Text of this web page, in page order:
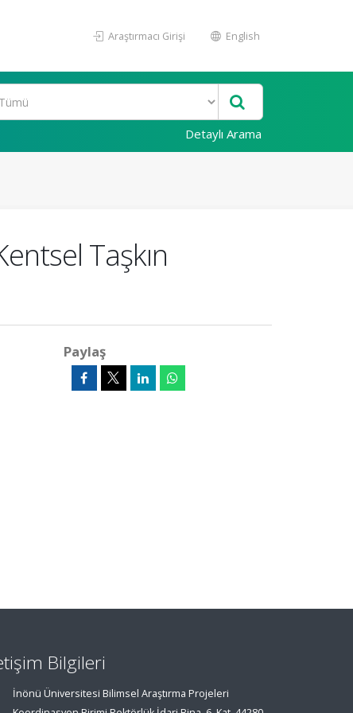
Araştırmacı Girişi English
Detaylı Arama
Taşkın
Paylaş
Bilgileri
İnönü Üniversitesi Bilimsel Araştırma Projeleri